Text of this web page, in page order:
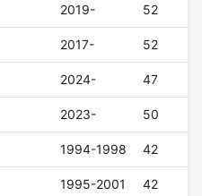
2019- 52
2017- 52
2024- 47
2023- 50
1994-1998 42
1995-2001 42